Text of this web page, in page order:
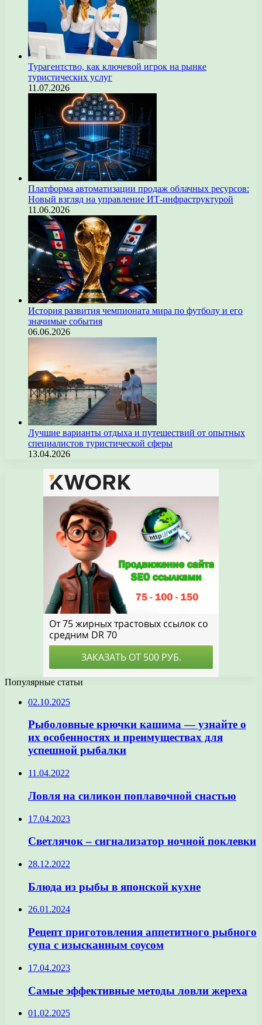
Турагентство, как ключевой игрок на рынке
туристических услуг
11.07.2026
Платформа автоматизации продаж облачных ресурсов:
Новый взгляд на управление ИТ-инфраструктурой
11.06.2026
История развития чемпионата мира по футболу и его
значимые события
06.06.2026
Лучшие варианты отдыха и путешествий от опытных
специалистов туристической сферы
13.04.2026
Популярные статьи
02.10.2025
Рыболовные крючки кашима — узнайте о
их особенностях и преимуществах для
успешной рыбалки
11.04.2022
Ловля на силикон поплавочной снастью
17.04.2023
Светлячок – сигнализатор ночной поклевки
28.12.2022
Блюда из рыбы в японской кухне
26.01.2024
Рецепт приготовления аппетитного рыбного
супа с изысканным соусом
17.04.2023
Самые эффективные методы ловли жереха
01.02.2025